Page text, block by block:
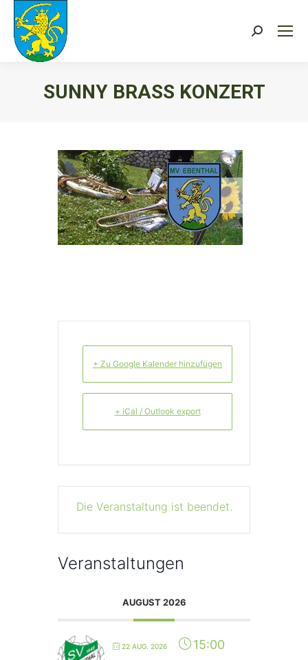
Search:
SUNNY BRASS KONZERT
+ Zu Google Kalender hinzufügen
+ iCal / Outlook export
Die Veranstaltung ist beendet.
Veranstaltungen
AUGUST 2026
22 AUG. 2026 15:00